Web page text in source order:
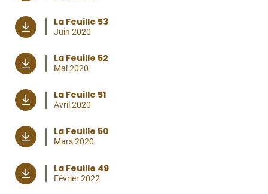
La Feuille 53
Juin 2020
La Feuille 52
Mai 2020
La Feuille 51
Avril 2020
La Feuille 50
Mars 2020
La Feuille 49
Février 2022